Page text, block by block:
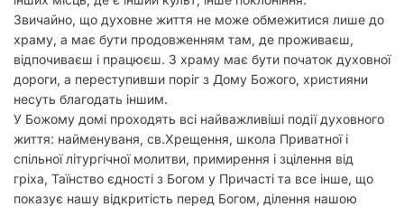
Звичайно, що духовне життя не може обмежитися лише до
храму, а має бути продовженням там, де проживаєш,
відпочиваєш і працюєш. З храму має бути початок духовної
дороги, а переступивши поріг з Дому Божого, християни
несуть благодать іншим.
У Божому домі проходять всі найважливіші події духовного
життя: найменуваня, св.Хрещення, школа Приватної і
спільної літургічної молитви, примирення і зцілення від
гріха, Таїнство єдності з Богом у Причасті та все інше, що
показує нашу відкритість перед Богом, ділення нашою